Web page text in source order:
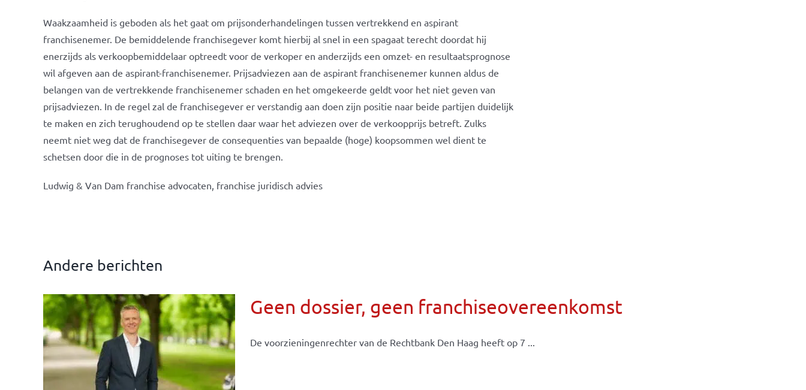
Waakzaamheid is geboden als het gaat om prijsonderhandelingen tussen vertrekkend en aspirant
franchisenemer. De bemiddelende franchisegever komt hierbij al snel in een spagaat terecht doordat hij
enerzijds als verkoopbemiddelaar optreedt voor de verkoper en anderzijds een omzet- en resultaatsprognose
wil afgeven aan de aspirant-franchisenemer. Prijsadviezen aan de aspirant franchisenemer kunnen aldus de
belangen van de vertrekkende franchisenemer schaden en het omgekeerde geldt voor het niet geven van
prijsadviezen. In de regel zal de franchisegever er verstandig aan doen zijn positie naar beide partijen duidelijk
te maken en zich terughoudend op te stellen daar waar het adviezen over de verkoopprijs betreft. Zulks
neemt niet weg dat de franchisegever de consequenties van bepaalde (hoge) koopsommen wel dient te
schetsen door die in de prognoses tot uiting te brengen.
Ludwig & Van Dam franchise advocaten, franchise juridisch advies
Andere berichten
Geen dossier, geen franchiseovereenkomst
De voorzieningenrechter van de Rechtbank Den Haag heeft op 7 ...